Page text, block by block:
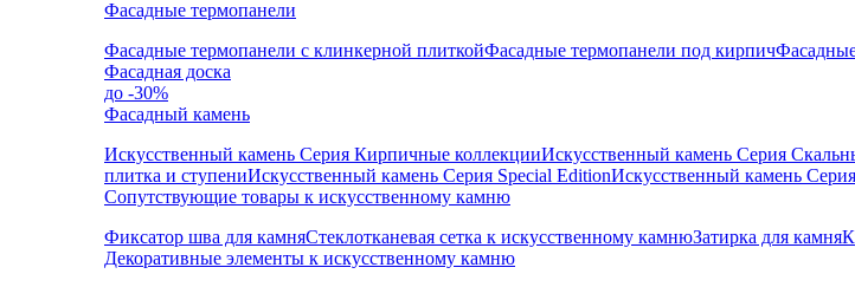
Фасадные термопанели
Фасадные термопанели с клинкерной плиткойФасадные термопанели под кирпич
Фасадная доска
до -30%
Фасадный камень
Искусственный камень Серия Кирпичные коллекцииИскусственный камень Серия
плитка и ступениИскусственный камень Серия Special EditionИскусственный камень
Сопутствующие товары к искусственному камню
Фиксатор шва для камняСтеклотканевая сетка к искусственному камнюЗатирка для камня
Декоративные элементы к искусственному камню